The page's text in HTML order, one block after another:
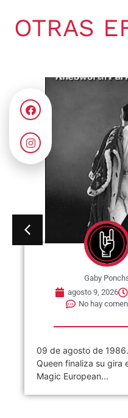
OTRAS
Gaby
agosto 9, 2026
No hay
09 de agosto de
Queen finaliza su gira
Magic European...